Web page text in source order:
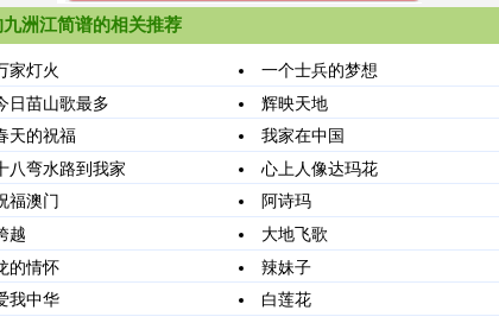
洲江简谱的相关推荐
家灯火
一个士兵的梦想
日苗山歌最多
辉映天地
天的祝福
我家在中国
八弯水路到我家
心上人像达玛花
福澳门
阿诗玛
越
大地飞歌
的情怀
辣妹子
我中华
白莲花